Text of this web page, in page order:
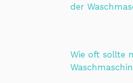
der
Wie oft sollte